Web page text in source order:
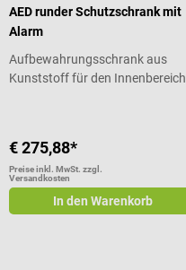
AED runder Schutzschrank mit
Alarm
Aufbewahrungsschrank aus
Kunststoff für den Innenbereich
€ 275,88*
Preise inkl. MwSt. zzgl.
Versandkosten
In den Warenkorb